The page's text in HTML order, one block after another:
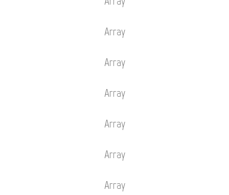
Array
Array
Array
Array
Array
Array